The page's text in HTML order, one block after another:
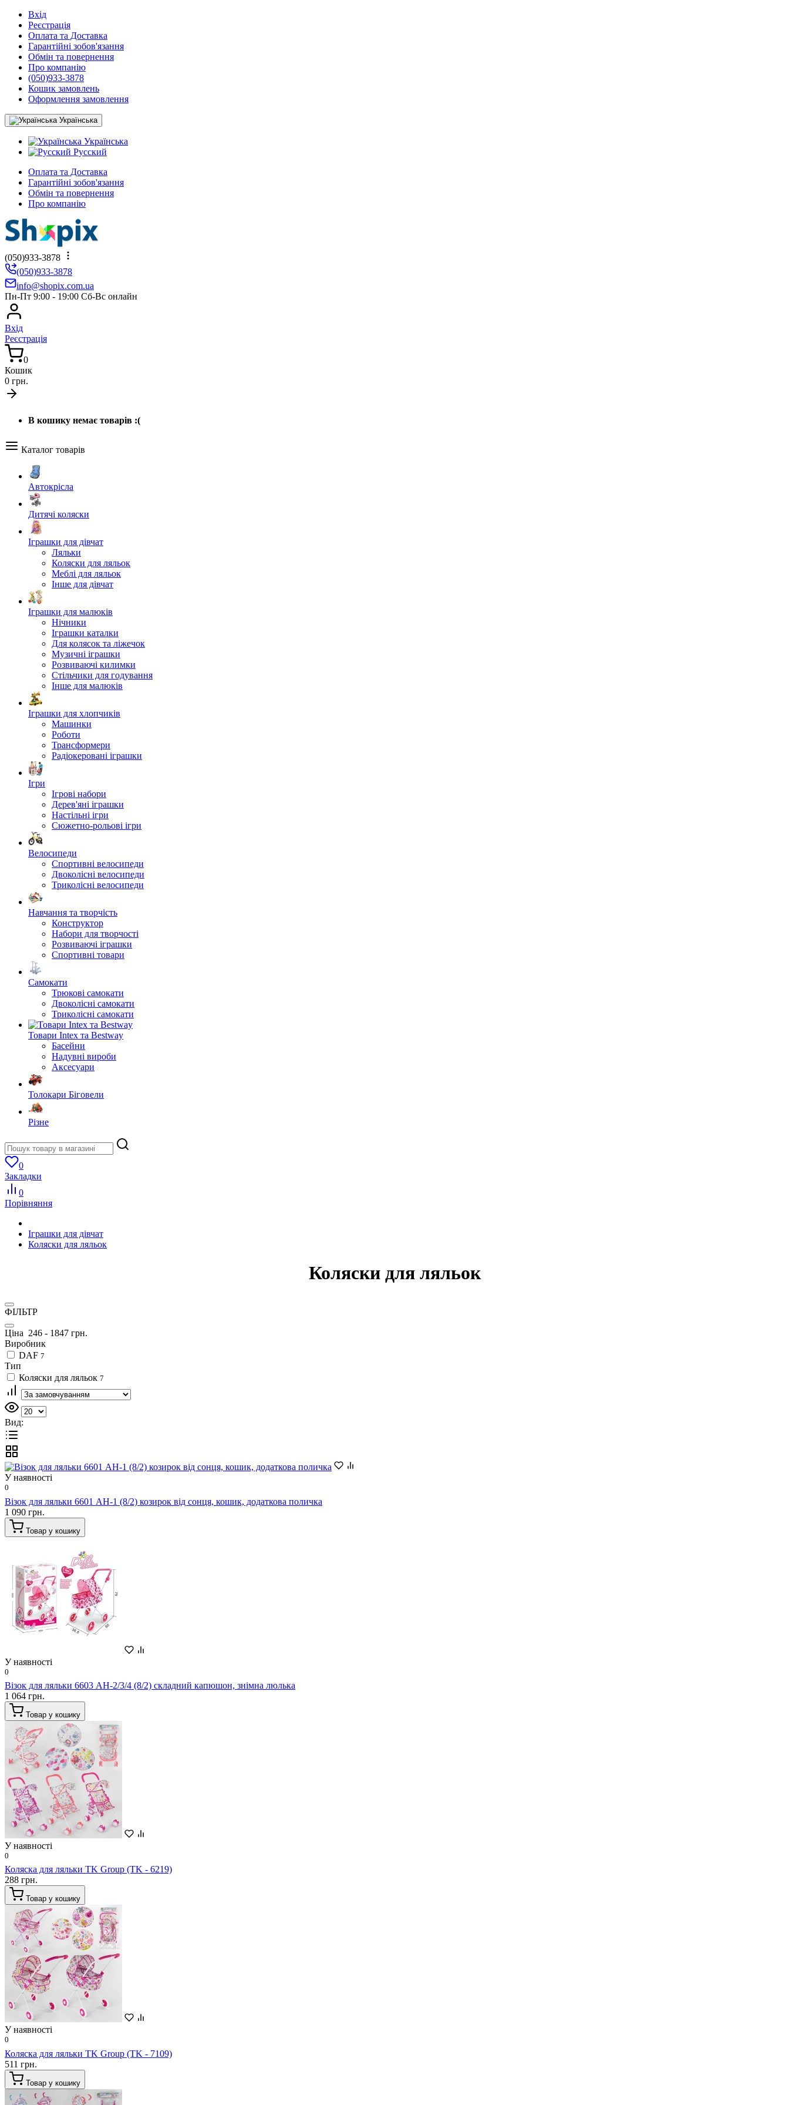
Вхід
Реєстрація
Оплата та Доставка
Гарантійні зобов'язання
Обмін та повернення
Про компанію
(050)933-3878
Кошик замовлень
Оформлення замовлення
Українська
Українська
Русский
Оплата та Доставка
Гарантійні зобов'язання
Обмін та повернення
Про компанію
(050)933-3878
(050)933-3878
info@shopix.com.ua
Пн-Пт 9:00 - 19:00 Сб-Вс онлайн
Вхід
Реєстрація
0
Кошик
0 грн.
В кошику немає товарів :(
Каталог товарів
Автокрісла
Дитячі коляски
Іграшки для дівчат
Ляльки
Коляски для ляльок
Меблі для ляльок
Інше для дівчат
Іграшки для малюків
Нічники
Іграшки каталки
Для колясок та ліжечок
Музичні іграшки
Розвиваючі килимки
Стільчики для годування
Інше для малюків
Іграшки для хлопчиків
Машинки
Роботи
Трансформери
Радіокеровані іграшки
Ігри
Ігрові набори
Дерев'яні іграшки
Настільні ігри
Сюжетно-рольові ігри
Велосипеди
Спортивні велосипеди
Двоколісні велосипеди
Триколісні велосипеди
Навчання та творчість
Конструктор
Набори для творчості
Розвиваючі іграшки
Спортивні товари
Самокати
Трюкові самокати
Двоколісні самокати
Триколісні самокати
Товари Intex та Bestway
Басейни
Надувні вироби
Аксесуари
Толокари Біговели
Різне
0
Закладки
0
Порівняння
Іграшки для дівчат
Коляски для ляльок
Коляски для ляльок
ФІЛЬТР
Ціна 246 - 1847 грн.
Виробник
DAF 7
Тип
Коляски для ляльок 7
Вид:
У наявності
0
Візок для ляльки 6601 AH-1 (8/2) козирок від сонця, кошик, додаткова поличка
1 090 грн.
Товар у кошику
У наявності
0
Візок для ляльки 6603 AH-2/3/4 (8/2) складний капюшон, знімна люлька
1 064 грн.
Товар у кошику
У наявності
0
Коляска для ляльки TK Group (TK - 6219)
288 грн.
Товар у кошику
У наявності
0
Коляска для ляльки TK Group (TK - 7109)
511 грн.
Товар у кошику